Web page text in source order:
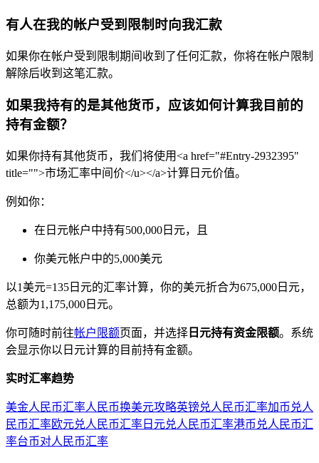
有人在我的帐户受到限制时向我汇款
如果你在帐户受到限制期间收到了任何汇款，你将在帐户限制
解除后收到这笔汇款。
如果我持有的是其他货币，应该如何计算我目前的
持有金额？
如果你持有其他货币，我们将使用<a href="#Entry-2932395"
title="">市场汇率中间价</u></a>计算日元价值。
例如你：
在日元帐户中持有500,000日元，且
你美元帐户中的5,000美元
以1美元=135日元的汇率计算，你的美元折合为675,000日元，
总额为1,175,000日元。
你可随时前往帐户限额页面，并选择 日元持有资金限额。系统
会显示你以日元计算的目前持有金额。
实时汇率趋势
美金人民币汇率人民币换美元攻略英镑兑人民币汇率加币兑人
民币汇率欧元兑人民币汇率 日元兑人民币汇率港币兑人民币汇
率台币对人民币汇率